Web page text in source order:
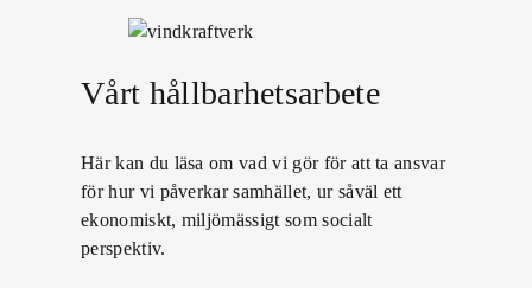
Vårt hållbarhetsarbete
Här kan du läsa om vad vi gör för att ta ansvar
för hur vi påverkar samhället, ur såväl ett
ekonomiskt, miljömässigt som socialt
perspektiv.